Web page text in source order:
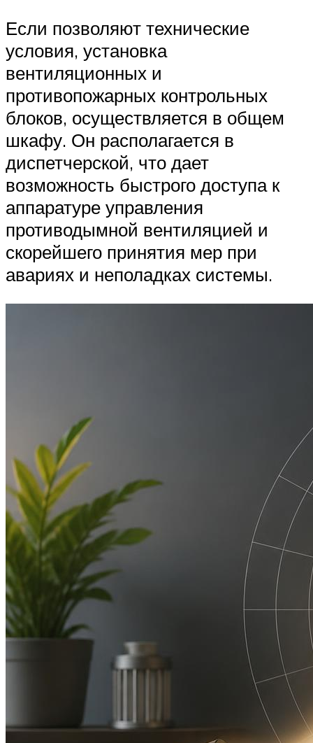
Если позволяют технические
условия, установка
вентиляционных и
противопожарных контрольных
блоков, осуществляется в общем
шкафу. Он располагается в
диспетчерской, что дает
возможность быстрого доступа к
аппаратуре управления
противодымной вентиляцией и
скорейшего принятия мер при
авариях и неполадках системы.